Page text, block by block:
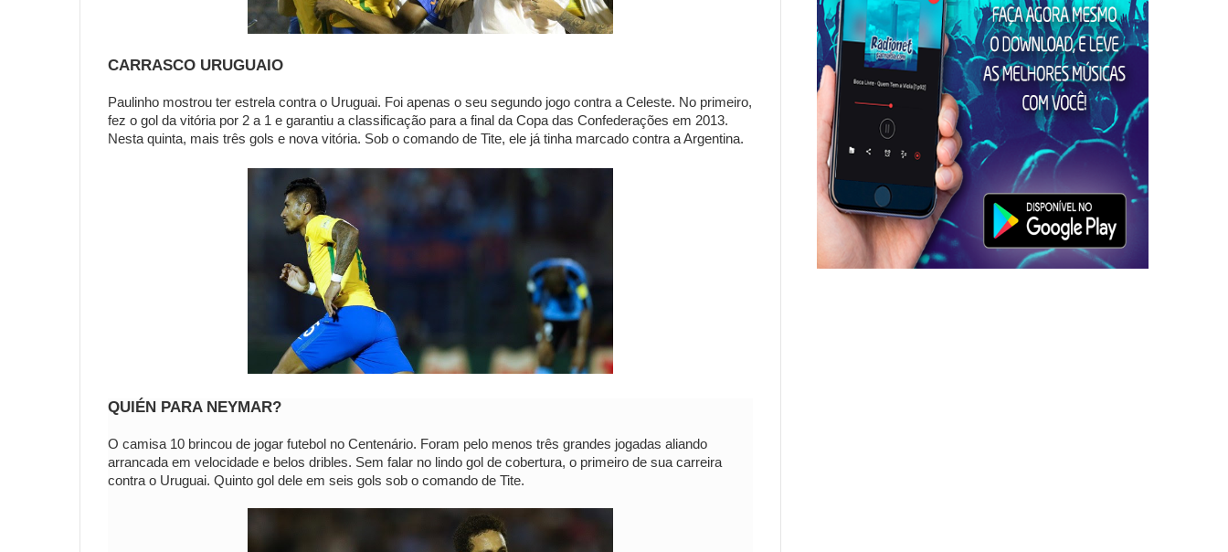
CARRASCO URUGUAIO
Paulinho mostrou ter estrela contra o Uruguai. Foi apenas o seu segundo jogo contra a Celeste. No primeiro,
fez o gol da vitória por 2 a 1 e garantiu a classificação para a final da Copa das Confederações em 2013.
Nesta quinta, mais três gols e nova vitória. Sob o comando de Tite, ele já tinha marcado contra a Argentina.
QUIÉN PARA NEYMAR?
O camisa 10 brincou de jogar futebol no Centenário. Foram pelo menos três grandes jogadas aliando
arrancada em velocidade e belos dribles. Sem falar no lindo gol de cobertura, o primeiro de sua carreira
contra o Uruguai. Quinto gol dele em seis gols sob o comando de Tite.